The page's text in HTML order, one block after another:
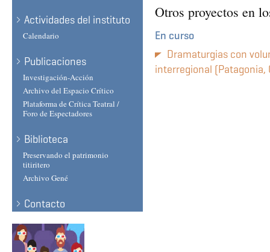
Actividades del instituto
Calendario
Publicaciones
Investigación-Acción
Archivo del Espacio Crítico
Plataforma de Crítica Teatral /
Foro de Espectadores
Biblioteca
Preservando el patrimonio
titiritero
Archivo Gené
Contacto
Otros proyectos en
En curso
Dramaturgias con
interregional